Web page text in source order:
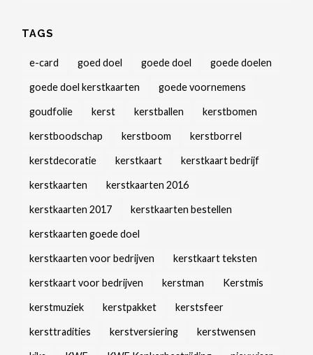
TAGS
e-card goed doel goede doel goede doelen
goede doel kerstkaarten goede voornemens
goudfolie kerst kerstballen kerstbomen
kerstboodschap kerstboom kerstborrel
kerstdecoratie kerstkaart kerstkaart bedrijf
kerstkaarten kerstkaarten 2016
kerstkaarten 2017 kerstkaarten bestellen
kerstkaarten goede doel
kerstkaarten voor bedrijven kerstkaart teksten
kerstkaart voor bedrijven kerstman Kerstmis
kerstmuziek kerstpakket kerstsfeer
kersttradities kerstversiering kerstwensen